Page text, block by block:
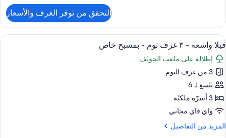
2
bedroom
Grand
Pool
Villa
التحقق من توفر الغرف والأسعار
استعراض
جميع
صور
فيلا
واسعة
-
٣
غرف
نوم
أغطية فراش متميزة وألحفة محشوة
13
فيلا واسعة - ٣ غرف نوم - بمسبح خاص
إطلالة على ملعب الجولف
3 من غرف النوم
يتّسع لـ 6
3 أسرّة ملكيّة
واي فاي مجاني
المزيد من التفاصيل
المزيد